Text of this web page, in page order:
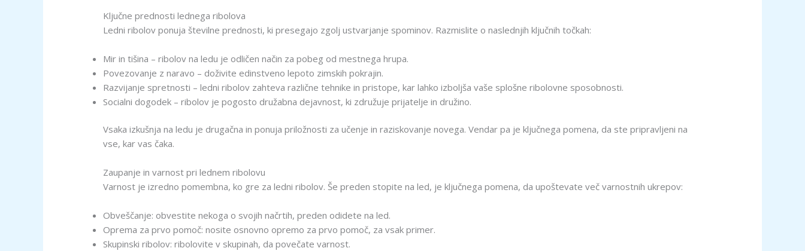
Ključne prednosti lednega ribolova
Ledni ribolov ponuja številne prednosti, ki presegajo zgolj ustvarjanje spominov. Razmislite o naslednjih ključnih točkah:
Mir in tišina – ribolov na ledu je odličen način za pobeg od mestnega hrupa.
Povezovanje z naravo – doživite edinstveno lepoto zimskih pokrajin.
Razvijanje spretnosti – ledni ribolov zahteva različne tehnike in pristope, kar lahko izboljša vaše splošne ribolovne sposobnosti.
Socialni dogodek – ribolov je pogosto družabna dejavnost, ki združuje prijatelje in družino.
Vsaka izkušnja na ledu je drugačna in ponuja priložnosti za učenje in raziskovanje novega. Vendar pa je ključnega pomena, da ste pripravljeni na
vse, kar vas čaka.
Zaupanje in varnost pri lednem ribolovu
Varnost je izredno pomembna, ko gre za ledni ribolov. Še preden stopite na led, je ključnega pomena, da upoštevate več varnostnih ukrepov:
Obveščanje: obvestite nekoga o svojih načrtih, preden odidete na led.
Oprema za prvo pomoč: nosite osnovno opremo za prvo pomoč, za vsak primer.
Skupinski ribolov: ribolovite v skupinah, da povečate varnost.